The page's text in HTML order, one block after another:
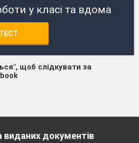
у класі та вдома
щоб слідкувати за
виданих документів